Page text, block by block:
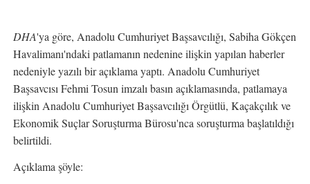
DHA'ya göre, Anadolu Cumhuriyet Başsavcılığı, Sabiha Gökçen
Havalimanı'ndaki patlamanın nedenine ilişkin yapılan haberler
nedeniyle yazılı bir açıklama yaptı. Anadolu Cumhuriyet
Başsavcısı Fehmi Tosun imzalı basın açıklamasında, patlamaya
ilişkin Anadolu Cumhuriyet Başsavcılığı Örgütlü, Kaçakçılık ve
Ekonomik Suçlar Soruşturma Bürosu'nca soruşturma başlatıldığı
belirtildi.
Açıklama şöyle: